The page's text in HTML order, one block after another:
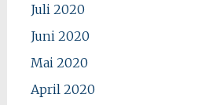
Juli 2020
Juni 2020
Mai 2020
April 2020